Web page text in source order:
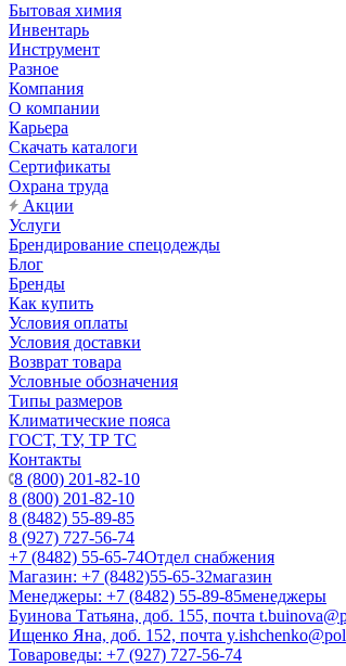
Бытовая химия
Инвентарь
Инструмент
Разное
Компания
О компании
Карьера
Cкачать каталоги
Сертификаты
Охрана труда
Акции
Услуги
Брендирование спецодежды
Блог
Бренды
Как купить
Условия оплаты
Условия доставки
Возврат товара
Условные обозначения
Типы размеров
Климатические пояса
ГОСТ, ТУ, ТР ТС
Контакты
8 (800) 201-82-10
8 (800) 201-82-10
8 (8482) 55-89-85
8 (927) 727-56-74
+7 (8482) 55-65-74Отдел снабжения
Магазин: +7 (8482)55-65-32магазин
Менеджеры: +7 (8482) 55-89-85менеджеры
Буинова Татьяна, доб. 155, почта
Ищенко Яна, доб. 152, почта
Товароведы: +7 (927) 727-56-74